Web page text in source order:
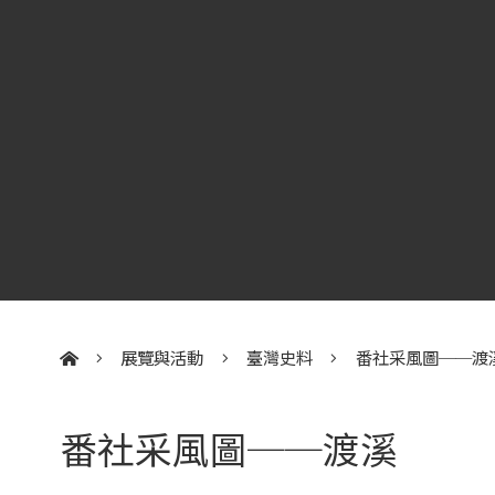
展覽與活動 臺灣史料 番社采風圖──渡
番社采風圖──渡溪